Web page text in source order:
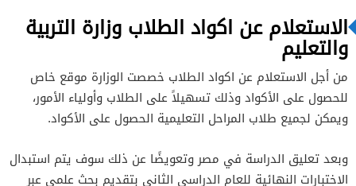
الاستعلام عن اكواد الطلاب وزارة التربية
والتعليم
من أجل الاستعلام عن اكواد الطلاب خصصت الوزارة موقع خاص
للحصول على الأكواد وذلك تسهيلاً على الطلاب وأولياء الأمور،
ويمكن لجميع طلاب المراحل التعليمية الحصول على الأكواد.
وبعد تعليق الدراسة في مصر وتعويضًا عن ذلك سوف يتم استبدال
الاختبارات النهائية للعام الدراسي الثاني بتقديم بحث علمي عبر